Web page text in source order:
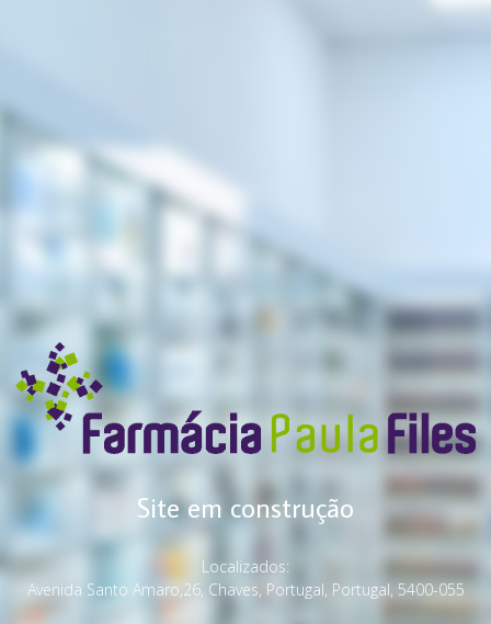
Site em construção
Localizados:
Avenida Santo Amaro,26, Chaves, Portugal, Portugal, 5400-055